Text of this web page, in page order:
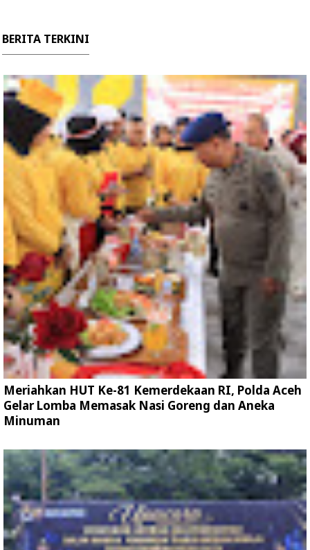
BERITA TERKINI
Meriahkan HUT Ke-81 Kemerdekaan RI, Polda Aceh
Gelar Lomba Memasak Nasi Goreng dan Aneka
Minuman